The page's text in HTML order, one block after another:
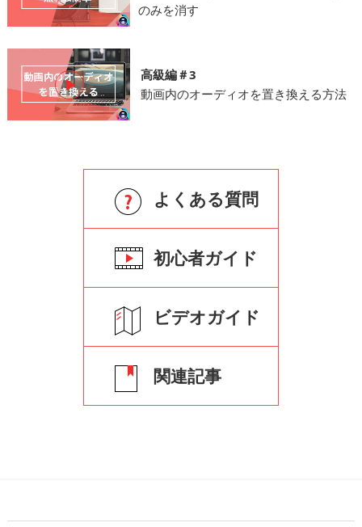
のみを消す
高級編＃3
動画内のオーディオを置き換える方法
高級編＃4
高音質で動画の音量を調整する方法
高級編＃5
高級編＃6
VideoProc Vlogger｜音声を分割する
方法
よくある質問
初心者ガイド
ビデオガイド
関連記事